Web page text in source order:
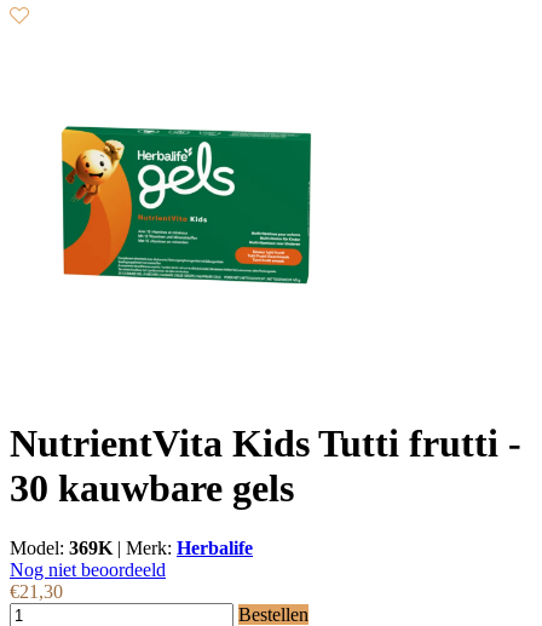
NutrientVita Kids Tutti frutti -
30 kauwbare gels
Model: 369K | Merk: Herbalife
Nog niet beoordeeld
€21,30
Bestellen